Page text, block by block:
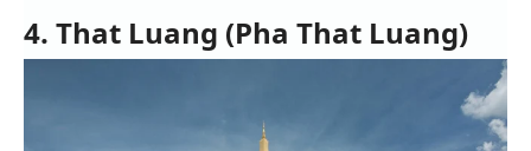
4. That Luang (Pha That Luang)